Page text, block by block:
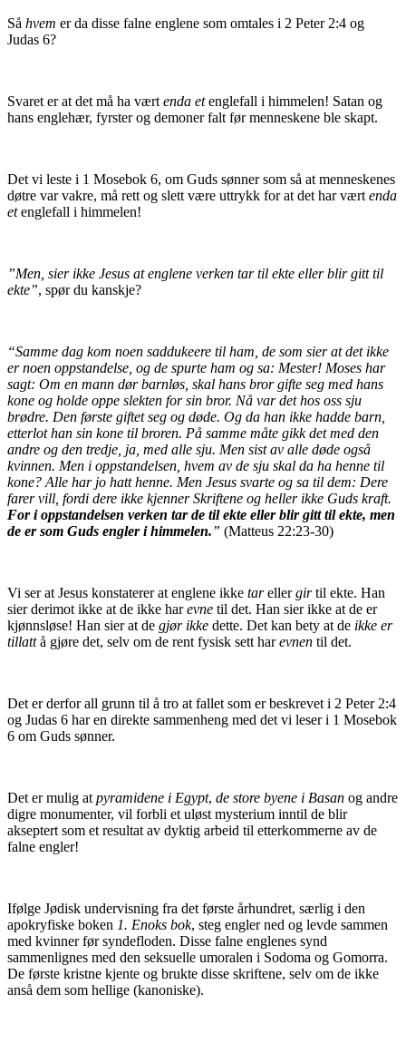
Så hvem er da disse falne englene som omtales i 2 Peter 2:4 og
Judas 6?
Svaret er at det må ha vært enda etenglefall i himmelen! Satan og
hans englehær, fyrster og demoner falt før menneskene ble skapt.
Det vi leste i 1 Mosebok 6, om Guds sønner som så at menneskenes
døtre var vakre, må rett og slett være uttrykk for at det har vært enda
etenglefall i himmelen!
”Men, sier ikke Jesus at englene verken tar til ekte eller blir gitt til
ekte”, spør du kanskje?
“Samme dag kom noen saddukeere til ham, de som sier at det ikke
er noen oppstandelse, og de spurte ham og sa: Mester! Moses har
sagt: Om en mann dør barnløs, skal hans bror gifte seg med hans
kone og holde oppe slekten for sin bror. Nå var det hos oss sju
brødre. Den første giftet seg og døde. Og da han ikke hadde barn,
etterlot han sin kone til broren. På samme måte gikk det med den
andre og den tredje, ja, med alle sju. Men sist av alle døde også
kvinnen. Men i oppstandelsen, hvem av de sju skal da ha henne til
kone? Alle har jo hatt henne. Men Jesus svarte og sa til dem: Dere
farer vill, fordi dere ikke kjenner Skriftene og heller ikke Guds kraft.
For i oppstandelsen verken tar de til ekte eller blir gitt til ekte, men
de er som Guds engler i himmelen.” (Matteus 22:23-30)
Vi ser at Jesus konstaterer at englene ikke tarellergirtil ekte. Han
sier derimot ikke at de ikke harevne til det. Han sier ikke at de er
kjønnsløse! Han sier at de gjør ikke dette. Det kan bety at de ikke er
tillattå gjøre det, selv om de rent fysisk sett harevnen til det.
Det er derfor all grunn til å tro at fallet som er beskrevet i 2 Peter 2:4
og Judas 6 har en direkte sammenheng med det vi leser i 1 Mosebok
6 om Guds sønner.
Det er mulig at pyramidene i Egypt, de store byene i Basan og andre
digre monumenter, vil forbli et uløst mysterium inntil de blir
akseptert som et resultat av dyktig arbeid til etterkommerne av de
falne engler!
Ifølge Jødisk undervisning fra det første århundret, særlig i den
apokryfiske boken 1. Enoks bok, steg engler ned og levde sammen
med kvinner før syndefloden. Disse falne englenes synd
sammenlignes med den seksuelle umoralen i Sodoma og Gomorra.
De første kristne kjente og brukte disse skriftene, selv om de ikke
anså dem som hellige (kanoniske).